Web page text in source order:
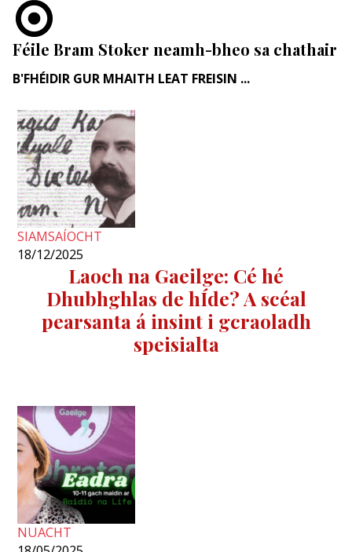
Féile Bram Stoker neamh-bheo sa chathair
B'FHÉIDIR GUR MHAITH LEAT FREISIN ...
SIAMSAÍOCHT
18/12/2025
Laoch na Gaeilge: Cé hé
Dhubhghlas de hÍde? A scéal
pearsanta á insint i gcraoladh
speisialta
NUACHT